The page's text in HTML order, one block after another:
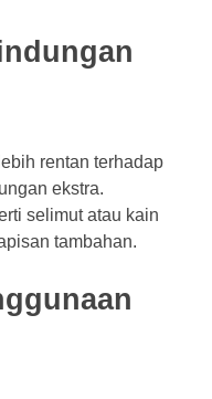
rentan terhadap
ekstra.
selimut atau kain
tambahan.